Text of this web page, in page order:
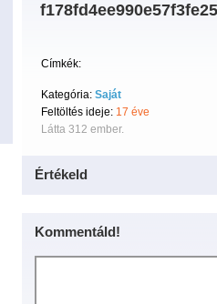
Címkék:
Kategória: Saját
Feltöltés ideje: 17 éve
Látta 312 ember.
Értékeld
Kommentáld!